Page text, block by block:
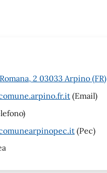
2 03033 Arpino (FR)
(Email)
(Pec)